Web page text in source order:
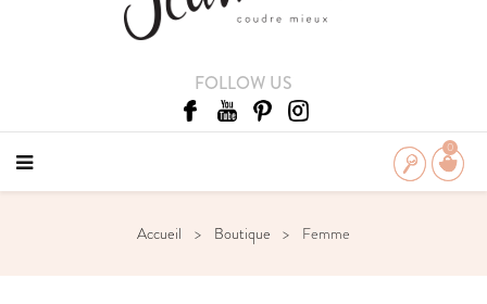
FOLLOW US
0
Accueil Boutique Femme